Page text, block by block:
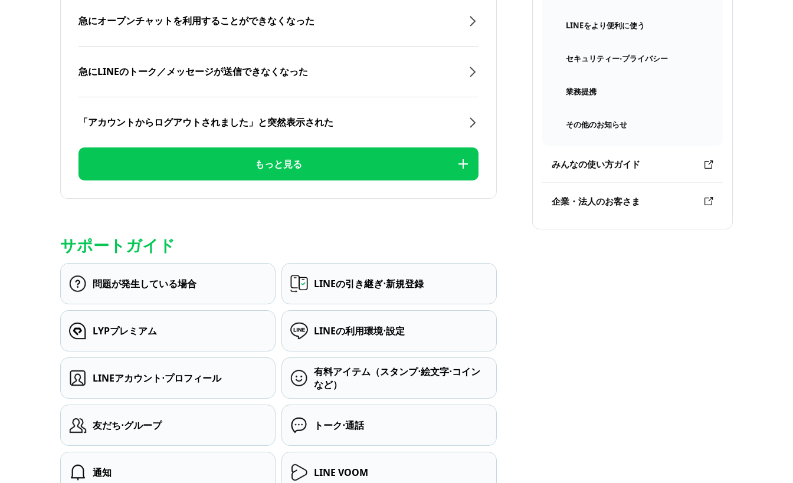
LINEをより便利に使う
セキュリティー⋅プライバシー
業務提携
その他のお知らせ
みんなの使い方ガイド
企業・法人のお客さま
急にオープンチャットを利用することができなくなった
急にLINEのトーク／メッセージが送信できなくなった
「アカウントからログアウトされました」と突然表示された
もっと見る
サポートガイド
問題が発生している場合 LINEの引き継ぎ⋅新規登録
LYPプレミアム LINEの利用環境⋅設定
LINEアカウント⋅プロフィール
有料アイテム（スタンプ⋅絵文字⋅コイン
など）
友だち⋅グループ トーク⋅通話
通知 LINE VOOM